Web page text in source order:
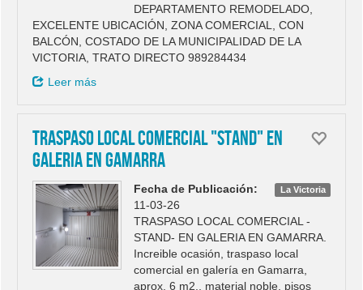
DEPARTAMENTO REMODELADO,
EXCELENTE UBICACIÓN, ZONA COMERCIAL, CON
BALCÓN, COSTADO DE LA MUNICIPALIDAD DE LA
VICTORIA, TRATO DIRECTO 989284434
Leer más
TRASPASO LOCAL COMERCIAL "STAND" EN
GALERIA EN GAMARRA
La Victoria
Fecha de Publicación:
11-03-26
TRASPASO LOCAL COMERCIAL -
STAND- EN GALERIA EN GAMARRA.
Increible ocasión, traspaso local
comercial en galería en Gamarra,
aprox. 6 m2., material noble, pisos